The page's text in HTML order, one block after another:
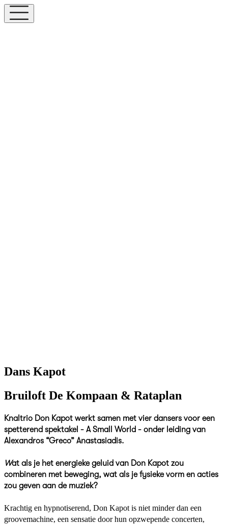
Dans Kapot
Bruiloft De Kompaan & Rataplan
Knaltrio Don Kapot werkt samen met vier dansers voor een
spetterend spektakel - A Small World - onder leiding van
Alexandros “Greco” Anastasiadis.
Wat als je het energieke geluid van Don Kapot zou
combineren met beweging, wat als je fysieke vorm en acties
zou geven aan de muziek?
Krachtig en hypnotiserend, Don Kapot is niet minder dan een
groovemachine, een sensatie door hun opzwepende concerten,